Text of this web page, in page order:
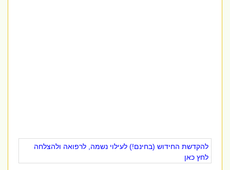
להקדשת החידוש (בחינם!) לעילוי נשמה, לרפואה ולהצלחה
לחץ כאן